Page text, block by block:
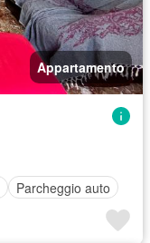
Appartamento
Parcheggio auto